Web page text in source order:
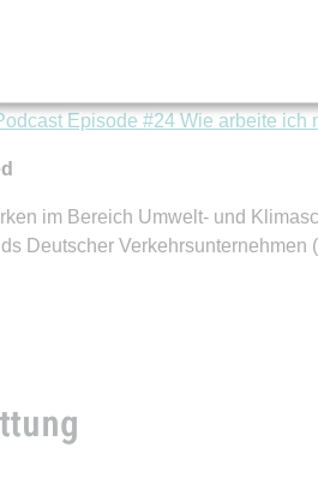
in einem interdisziplinären
Nachhaltigkeitsreporting.
Episode #24 Wie arbeite ich
im Bereich Umwelt- und
Deutscher Verkehrsunternehmen (